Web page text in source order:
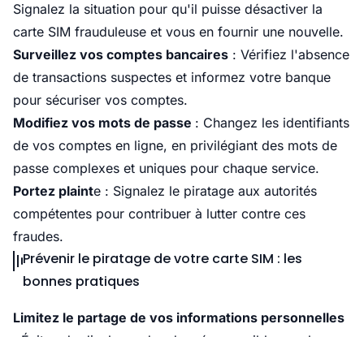
Signalez la situation pour qu'il puisse désactiver la
carte SIM frauduleuse et vous en fournir une nouvelle.​
Surveillez vos comptes bancaires : Vérifiez l'absence
de transactions suspectes et informez votre banque
pour sécuriser vos comptes.​
Modifiez vos mots de passe : Changez les identifiants
de vos comptes en ligne, en privilégiant des mots de
passe complexes et uniques pour chaque service.​
Portez plainte : Signalez le piratage aux autorités
compétentes pour contribuer à lutter contre ces
fraudes.
Prévenir le piratage de votre carte SIM : les
bonnes pratiques
Limitez le partage de vos informations personnelles